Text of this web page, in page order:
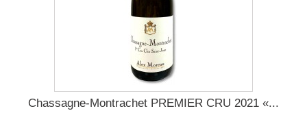
Chassagne-Montrachet PREMIER CRU 2021 «...